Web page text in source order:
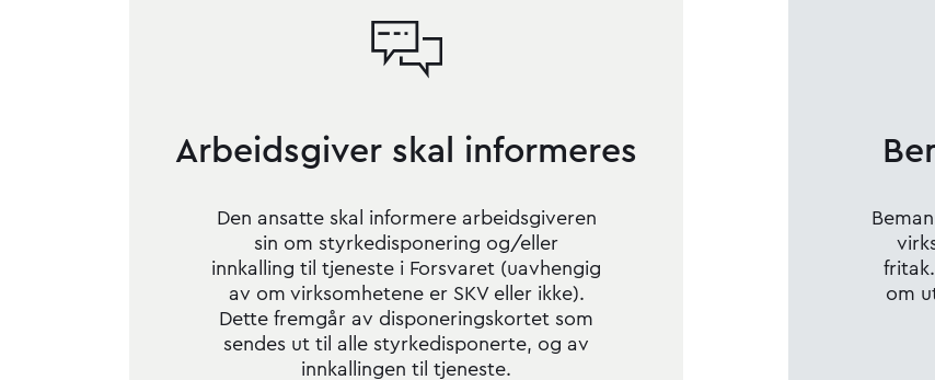
Arbeidsgiver skal informeres
Den ansatte skal informere arbeidsgiveren
sin om styrkedisponering og/eller
innkalling til tjeneste i Forsvaret (uavhengig
av om virksomhetene er SKV eller ikke).
Dette fremgår av disponeringskortet som
sendes ut til alle styrkedisponerte, og av
innkallingen til tjeneste.
om